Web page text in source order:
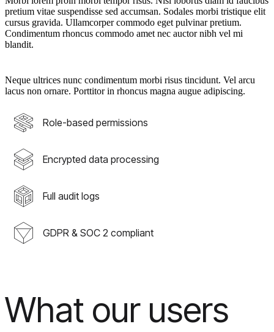
pretium vitae suspendisse sed accumsan. Sodales morbi tristique elit
cursus gravida. Ullamcorper commodo eget pulvinar pretium.
Condimentum rhoncus commodo amet nec auctor nibh vel mi
blandit.
Neque ultrices nunc condimentum morbi risus tincidunt. Vel arcu
lacus non ornare. Porttitor in rhoncus magna augue adipiscing.
Role-based permissions
Encrypted data processing
Full audit logs
GDPR & SOC 2 compliant
What our users